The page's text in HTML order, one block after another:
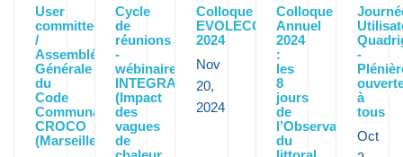
User
committee
/
Assemblée
Générale
du
Code
Communautaire
CROCO
(Marseille)
Cycle
de
réunions
-
wébinaires
INTEGRATION
(Impact
des
vagues
de
Colloque
EVOLECO
2024
Nov
20,
2024
Colloque
Annuel
2024
:
les
8
jours
de
l’Observation
du
-
à
tous
Oct